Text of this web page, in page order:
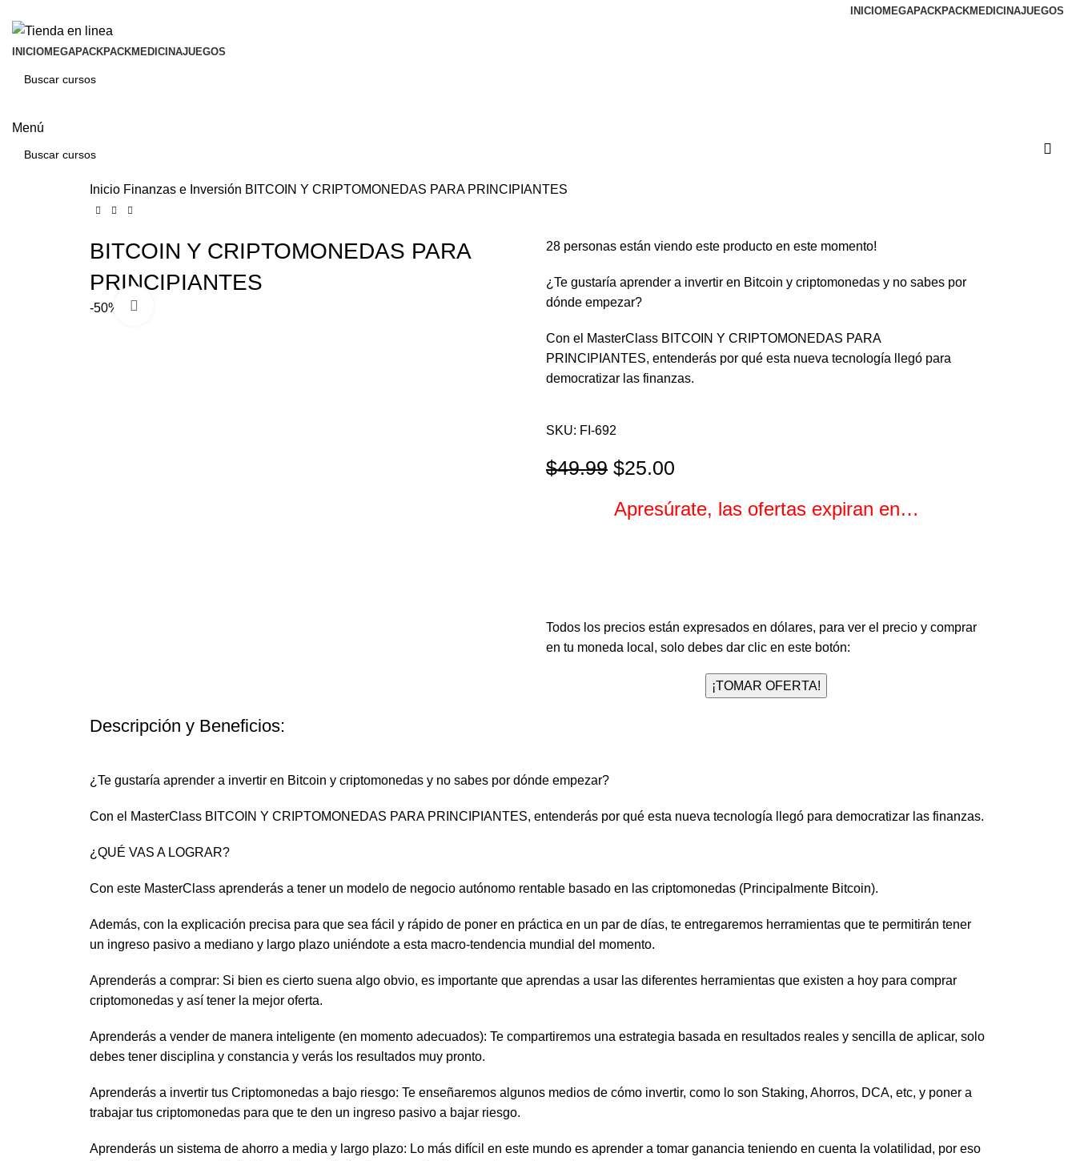
INICIOMEGAPACKPACKMEDICINAJUEGOS
INICIOMEGAPACKPACKMEDICINAJUEGOS
Menú
Inicio Finanzas e Inversión BITCOIN Y CRIPTOMONEDAS PARA PRINCIPIANTES
BITCOIN Y CRIPTOMONEDAS PARA
PRINCIPIANTES
-50%
28 personas están viendo este producto en este momento!
¿Te gustaría aprender a invertir en Bitcoin y criptomonedas y no sabes por
dónde empezar?
Con el MasterClass BITCOIN Y CRIPTOMONEDAS PARA
PRINCIPIANTES, entenderás por qué esta nueva tecnología llegó para
democratizar las finanzas.
SKU: FI-692
$49.99 $25.00
Apresúrate, las ofertas expiran en…
Todos los precios están expresados en dólares, para ver el precio y comprar
en tu moneda local, solo debes dar clic en este botón:
¡TOMAR OFERTA!
Descripción y Beneficios:
¿Te gustaría aprender a invertir en Bitcoin y criptomonedas y no sabes por dónde empezar?
Con el MasterClass BITCOIN Y CRIPTOMONEDAS PARA PRINCIPIANTES, entenderás por qué esta nueva tecnología llegó para democratizar las finanzas.
¿QUÉ VAS A LOGRAR?
Con este MasterClass aprenderás a tener un modelo de negocio autónomo rentable basado en las criptomonedas (Principalmente Bitcoin).
Además, con la explicación precisa para que sea fácil y rápido de poner en práctica en un par de días, te entregaremos herramientas que te permitirán tener
un ingreso pasivo a mediano y largo plazo uniéndote a esta macro-tendencia mundial del momento.
Aprenderás a comprar: Si bien es cierto suena algo obvio, es importante que aprendas a usar las diferentes herramientas que existen a hoy para comprar
criptomonedas y así tener la mejor oferta.
Aprenderás a vender de manera inteligente (en momento adecuados): Te compartiremos una estrategia basada en resultados reales y sencilla de aplicar, solo
debes tener disciplina y constancia y verás los resultados muy pronto.
Aprenderás a invertir tus Criptomonedas a bajo riesgo: Te enseñaremos algunos medios de cómo invertir, como lo son Staking, Ahorros, DCA, etc, y poner a
trabajar tus criptomonedas para que te den un ingreso pasivo a bajar riesgo.
Aprenderás un sistema de ahorro a media y largo plazo: Lo más difícil en este mundo es aprender a tomar ganancia teniendo en cuenta la volatilidad, por eso